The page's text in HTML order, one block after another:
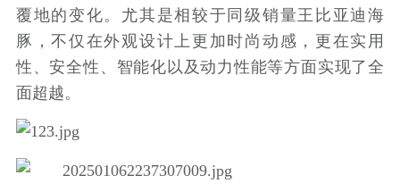
覆地的变化。尤其是相较于同级销量王比亚迪海
豚，不仅在外观设计上更加时尚动感，更在实用
性、安全性、智能化以及动力性能等方面实现了全
面超越。